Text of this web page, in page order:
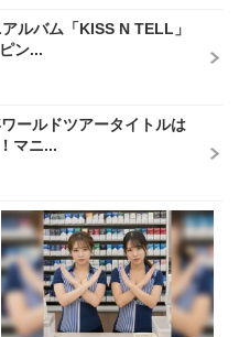
ルバム「KISS N TELL」
ン...
ールドツアータイトルは
マニ...